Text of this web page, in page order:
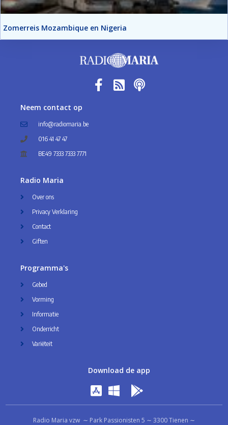
Zomerreis Mozambique en Nigeria
Neem contact op
info@radiomaria.be
016 41 47 47
BE49 7333 7333 7771
Radio Maria
Over ons
Privacy Verklaring
Contact
Giften
Programma's
Gebed
Vorming
Informatie
Onderricht
Variëteit
Download de app
Radio Maria vzw ∼ Park Passionisten 5 ∼ 3300 Tienen ∼